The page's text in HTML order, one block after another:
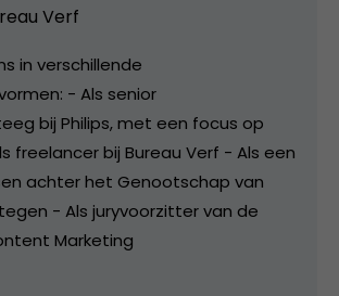
Verf
in verschillende
- Als senior
bij Philips, met een focus op
freelancer bij Bureau Verf - Als een
achter het Genootschap van
- Als juryvoorzitter van de
Marketing